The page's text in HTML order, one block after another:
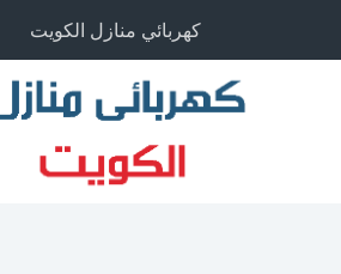
كهربائي منازل الكويت